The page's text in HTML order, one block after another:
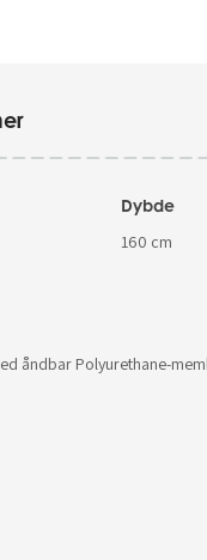
Dybde
160 cm
åndbar Polyurethane-